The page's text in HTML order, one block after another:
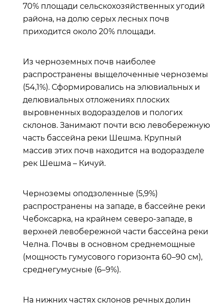
70% площади сельскохозяйственных угодий
района, на долю серых лесных почв
приходится около 20% площади.
Из черноземных почв наиболее
распространены выщелоченные черноземы
(54,1%). Сформировались на элювиальных и
делювиальных отложениях плоских
выровненных водоразделов и пологих
склонов. Занимают почти всю левобережную
часть бассейна реки Шешма. Крупный
массив этих почв находится на водоразделе
рек Шешма – Кичуй.
Черноземы оподзоленные (5,9%)
распространены на западе, в бассейне реки
Чебоксарка, на крайнем северо-западе, в
верхней левобережной части бассейна реки
Челна. Почвы в основном среднемощные
(мощность гумусового горизонта 60–90 см),
среднегумусные (6–9%).
На нижних частях склонов речных долин